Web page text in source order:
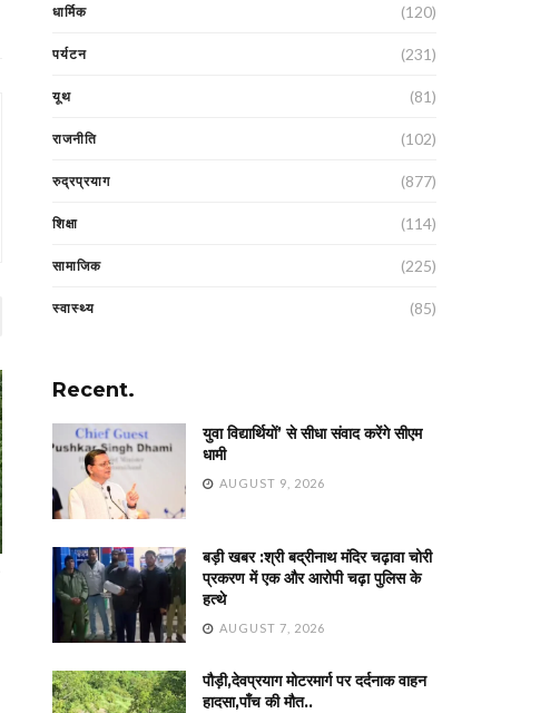
धार्मिक (120)
पर्यटन (231)
यूथ (81)
राजनीति (102)
रुद्रप्रयाग (877)
शिक्षा (114)
सामाजिक (225)
स्वास्थ्य (85)
Recent.
युवा विद्यार्थियों’ से सीधा संवाद करेंगे सीएम
धामी
AUGUST 9, 2026
बड़ी खबर :श्री बद्रीनाथ मंदिर चढ़ावा चोरी
प्रकरण में एक और आरोपी चढ़ा पुलिस के
हत्थे
AUGUST 7, 2026
पौड़ी,देवप्रयाग मोटरमार्ग पर दर्दनाक वाहन
हादसा,पाँच की मौत..